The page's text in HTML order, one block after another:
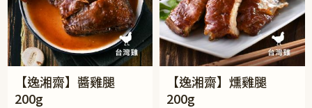
【逸湘齋】醬雞腿
200g
【逸湘齋】燻雞腿
200g